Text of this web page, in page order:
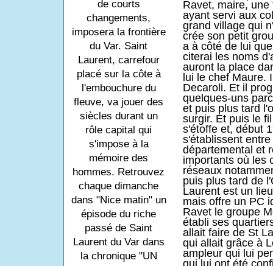
de courts
changements,
imposera la frontière
du Var. Saint
Laurent, carrefour
placé sur la côte à
l'embouchure du
fleuve, va jouer des
siècles durant un
rôle capital qui
s'impose à la
mémoire des
hommes. Retrouvez
chaque dimanche
dans "Nice matin" un
épisode du riche
passé de Saint
Laurent du Var dans
la chronique "UN
Ravet, maire,
ayant servi aux
grand village qui
crée son petit
a à côté de lui
citerai les noms
auront la place
lui le chef Maure.
Decaroli. Et il
quelques-uns
et puis plus tard
surgir. Et puis le
s'étoffe et, début
s'établissent
départemental et
importants où les
réseaux
puis plus tard de
Laurent est un
mais offre un PC
Ravet le groupe
établi ses
allait faire de St
qui allait grâce à
ampleur qui lui